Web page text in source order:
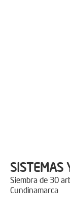
SISTEMAS
Siembra de 30
Cundinamarca